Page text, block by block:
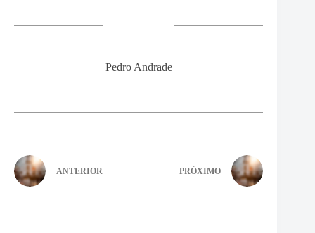
Pedro Andrade
ANTERIOR PRÓXIMO